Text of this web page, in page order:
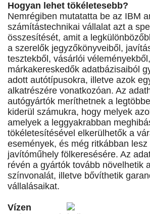
Hogyan lehet tökéletesebb?
Nemrégiben mutatatta be az IBM
számítástechnikai vállalat azt a
összesítését, amit a
a szerelők jegyzőkönyveiből,
tesztekből, vásárlói
márkakereskedők adatbázisaiból
adott autótípusokra, illetve azok
alkatrészére vonatkozóan. Az
autógyártók meríthetnek a
kiderül számukra, hogy melyek
amelyek a leggyakrabban
tökéletesítésével elkerülhetők a
események, és még ritkábban
javítóműhely fölkeresésére. Az
révén a gyártók tovább növelhetik
színvonalát, illetve bővíthetik
vállalásaikat.
Vízen